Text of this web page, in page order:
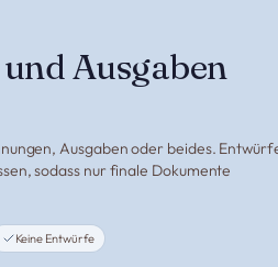
Ausgaben
Ausgaben oder beides.
sodass nur finale Dokumente
Keine Entwürfe